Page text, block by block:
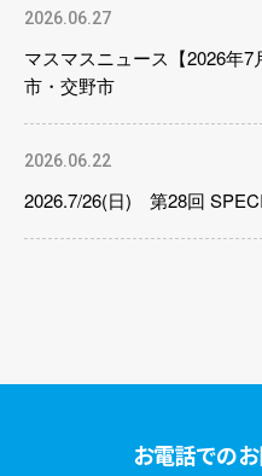
2026.06.27
マスマスニュース【2026年
市・交野市
2026.06.22
2026.7/26(日) 第28回
お電話での